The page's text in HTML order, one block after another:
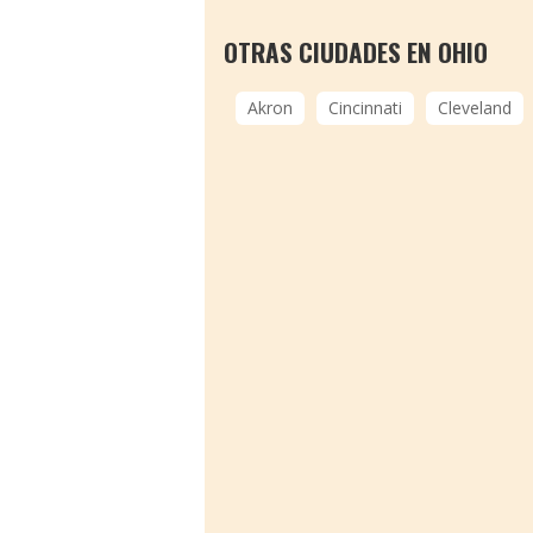
OTRAS CIUDADES EN OHIO
Akron Cincinnati Cleveland